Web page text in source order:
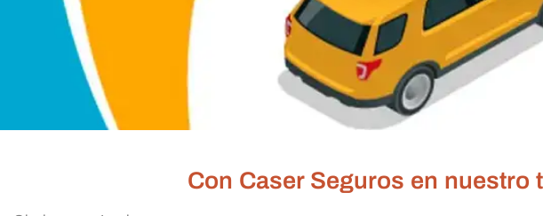
Con Caser Seguros en nuestro